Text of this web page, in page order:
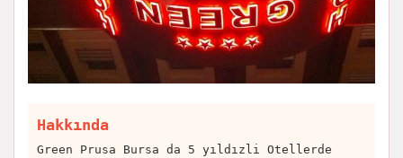
Hakkında
Green Prusa Bursa da 5 yıldızli Otellerde